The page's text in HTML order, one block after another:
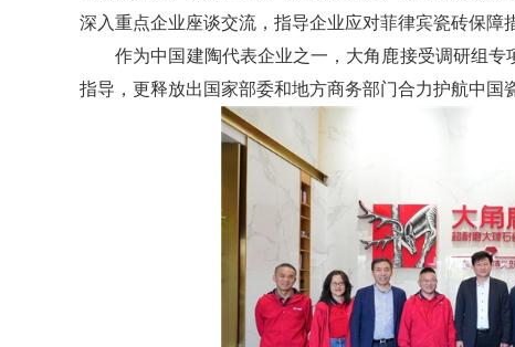
深入重点企业座谈交流，指导企业应对菲律宾瓷砖保障
作为中国建陶代表企业之一，大角鹿接受调研组专
指导，更释放出国家部委和地方商务部门合力护航中国